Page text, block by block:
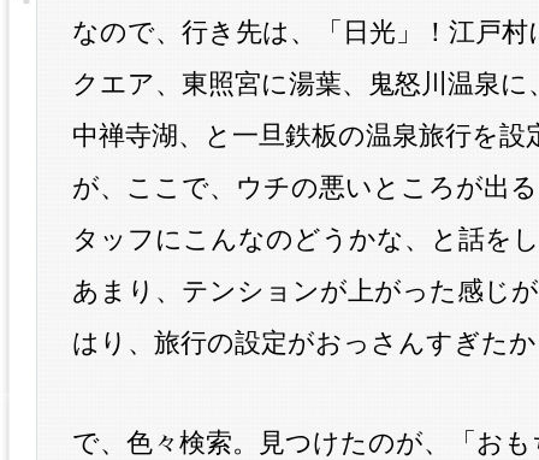
なので、行き先は、「日光」！江戸村
クエア、東照宮に湯葉、鬼怒川温泉に
中禅寺湖、と一旦鉄板の温泉旅行を設
が、ここで、ウチの悪いところが出
タッフにこんなのどうかな、と話を
あまり、テンションが上がった感じ
はり、旅行の設定がおっさんすぎた
で、色々検索。見つけたのが、「お